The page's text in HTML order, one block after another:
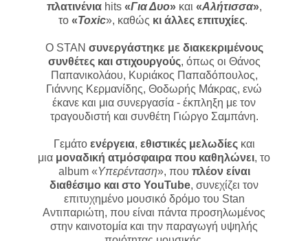
πλατινένιαhits «Για Δυο» και «Αλήτισσα»,
το «Toxic», καθώς κι άλλες επιτυχίες.
Ο STAN συνεργάστηκε με διακεκριμένους
συνθέτες και στιχουργούς, όπως οι Θάνος
Παπανικολάου, Κυριάκος Παπαδόπουλος,
Γιάννης Κερμανίδης, Θοδωρής Μάκρας, ενώ
έκανε και μια συνεργασία - έκπληξη με τον
τραγουδιστή και συνθέτη Γιώργο Σαμπάνη.
Γεμάτοενέργεια, εθιστικές μελωδίεςκαι
μια μοναδική ατμόσφαιρα που καθηλώνει, το
album «Υπερένταση», που πλέον είναι
διαθέσιμο και στο YouTube, συνεχίζει τον
επιτυχημένο μουσικό δρόμο του Stan
Αντιπαριώτη, που είναι πάντα προσηλωμένος
στην καινοτομία και την παραγωγή υψηλής